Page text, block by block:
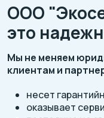
ООО
это
Мы не меняем
клиентам и
несет
оказывает